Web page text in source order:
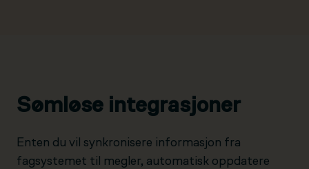
Sømløse integrasjoner
Enten du vil synkronisere informasjon fra
fagsystemet til megler, automatisk oppdatere